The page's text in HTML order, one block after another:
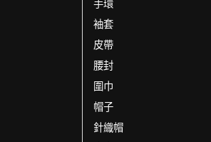
手環
袖套
皮帶
腰封
圍巾
帽子
針織帽